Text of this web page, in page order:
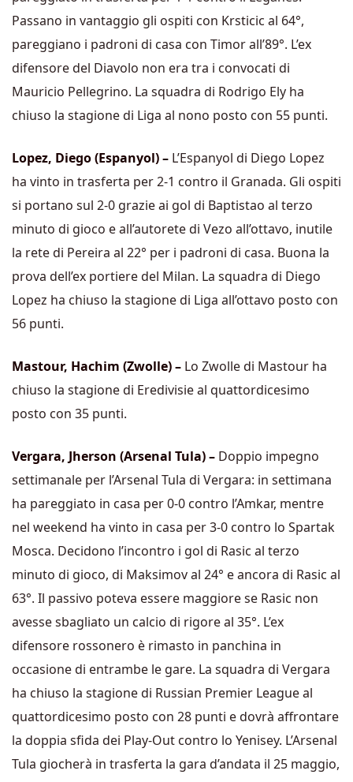
Passano in vantaggio gli ospiti con Krsticic al 64°,
pareggiano i padroni di casa con Timor all’89°. L’ex
difensore del Diavolo non era tra i convocati di
Mauricio Pellegrino. La squadra di Rodrigo Ely ha
chiuso la stagione di Liga al nono posto con 55 punti.
Lopez, Diego (Espanyol) – L’Espanyol di Diego Lopez
ha vinto in trasferta per 2-1 contro il Granada. Gli ospiti
si portano sul 2-0 grazie ai gol di Baptistao al terzo
minuto di gioco e all’autorete di Vezo all’ottavo, inutile
la rete di Pereira al 22° per i padroni di casa. Buona la
prova dell’ex portiere del Milan. La squadra di Diego
Lopez ha chiuso la stagione di Liga all’ottavo posto con
56 punti.
Mastour, Hachim (Zwolle) – Lo Zwolle di Mastour ha
chiuso la stagione di Eredivisie al quattordicesimo
posto con 35 punti.
Vergara, Jherson (Arsenal Tula) – Doppio impegno
settimanale per l’Arsenal Tula di Vergara: in settimana
ha pareggiato in casa per 0-0 contro l’Amkar, mentre
nel weekend ha vinto in casa per 3-0 contro lo Spartak
Mosca. Decidono l’incontro i gol di Rasic al terzo
minuto di gioco, di Maksimov al 24° e ancora di Rasic al
63°. Il passivo poteva essere maggiore se Rasic non
avesse sbagliato un calcio di rigore al 35°. L’ex
difensore rossonero è rimasto in panchina in
occasione di entrambe le gare. La squadra di Vergara
ha chiuso la stagione di Russian Premier League al
quattordicesimo posto con 28 punti e dovrà affrontare
la doppia sfida dei Play-Out contro lo Yenisey. L’Arsenal
Tula giocherà in trasferta la gara d’andata il 25 maggio,